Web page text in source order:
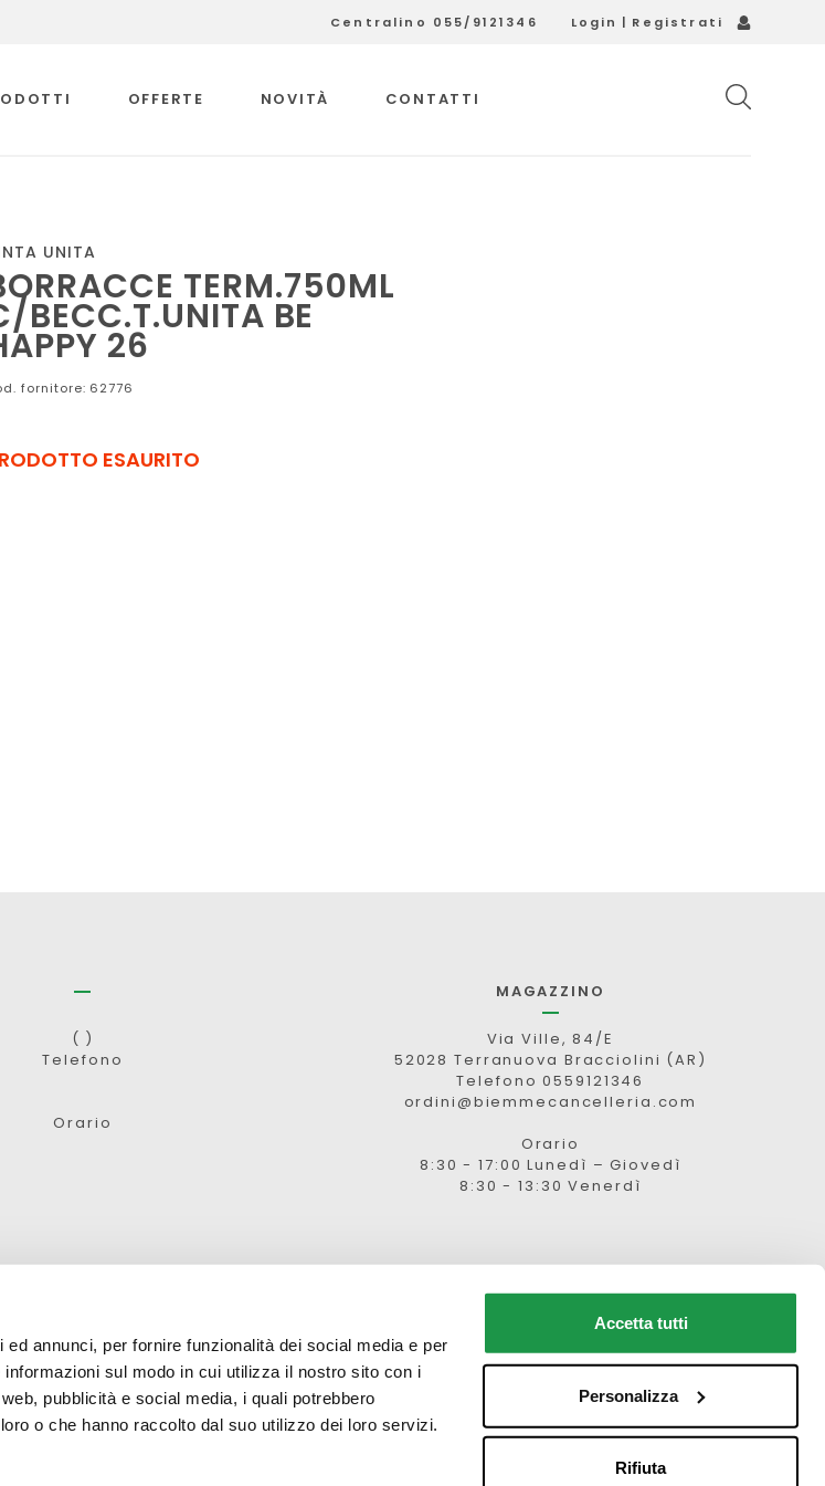
annunci, per fornire funzionalità dei social media e per
sul modo in cui utilizza il nostro sito con i
pubblicità e social media, i quali potrebbero
o che hanno raccolto dal suo utilizzo dei loro servizi.
Accetta tutti
Personalizza
Rifiuta
Centralino 055/9121346 Login | Registrati
OFFERTE NOVITÀ CONTATTI
UNITA
TERM.750ML
BECC.T.UNITA BE
26
fornitore: 62776
ESAURITO
( )
Telefono
Orario
MAGAZZINO
Via Ville, 84/E
52028 Terranuova Bracciolini (AR)
Telefono 0559121346
ordini@biemmecancelleria.com
Orario
8:30 - 17:00 Lunedì – Giovedì
8:30 - 13:30 Venerdì
Condizioni di vendita Domande frequenti (FAQ)
BONIFICO